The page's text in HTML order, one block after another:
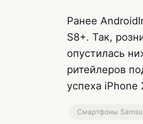
Ранее
S8+. Так,
опустилась
ритейлеров
успеха iPhone
Смартфоны